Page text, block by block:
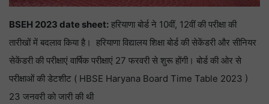
BSEH 2023 date sheet: हरियाणा बोर्ड ने 10वीं, 12वीं की परीक्षा की
तारीखों में बदलाव किया है। हरियाणा विद्यालय शिक्षा बोर्ड की सेकेंडरी और सीनियर
सेकेंडरी की परीक्षाएं वार्षिक परीक्षाएं 27 फरवरी से शुरू होंगी। बोर्ड की ओर से
परीक्षाओं की डेटशीट ( HBSE Haryana Board Time Table 2023 )
23 जनवरी को जारी की थी